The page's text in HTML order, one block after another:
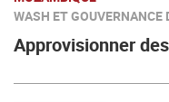
WASH ET GOUVERNANCE
Approvisionner